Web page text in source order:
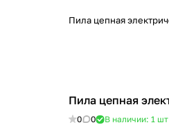
Пила цепная
Пила цепная
0 0 В наличии: 1 шт